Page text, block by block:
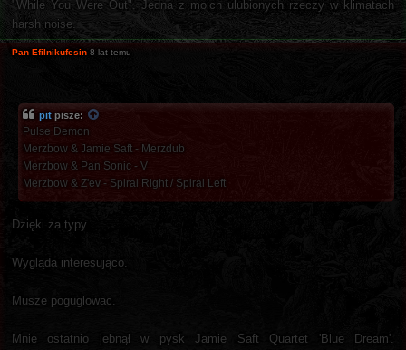
"While You Were Out". Jedna z moich ulubionych rzeczy w klimatach
harsh noise.
Pan Efilnikufesin 8 lat temu
pit pisze:
Pulse Demon
Merzbow & Jamie Saft - Merzdub
Merzbow & Pan Sonic - V
Merzbow & Z'ev - Spiral Right / Spiral Left
Dzięki za typy.
Wygląda interesująco.
Musze poguglowac.
Mnie ostatnio jebnął w pysk Jamie Saft Quartet 'Blue Dream'.